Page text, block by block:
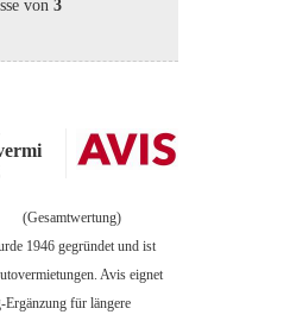
von 3
(Gesamtwertung)
1946 gegründet und ist
Avis eignet
Ergänzung für längere